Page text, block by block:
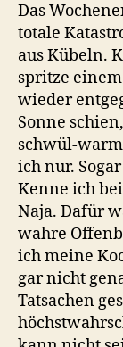
Das
totale
aus Kübeln.
spritze
wieder
Sonne
schwül-warm
ich nur.
Kenne ich
Naja. Dafür
wahre
ich meine
gar nicht
Tatsachen